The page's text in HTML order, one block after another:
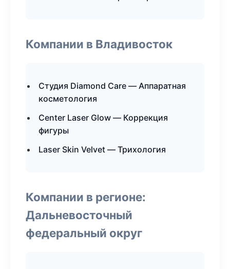
Компании в Владивосток
Студия Diamond Care — Аппаратная
косметология
Center Laser Glow — Коррекция
фигуры
Laser Skin Velvet — Трихология
Компании в регионе:
Дальневосточный
федеральный округ